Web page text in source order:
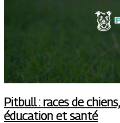
Pitbull : races de
éducation et santé